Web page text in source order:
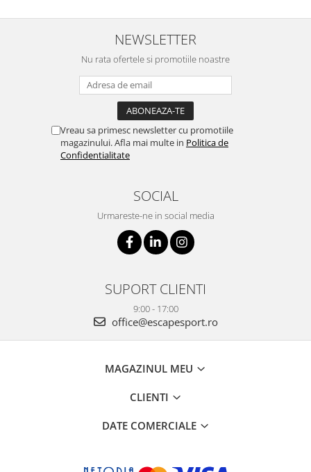
NEWSLETTER
Nu rata ofertele si promotiile noastre
Vreau sa primesc newsletter cu promotiile
magazinului. Afla mai multe in Politica de
Confidentialitate
SOCIAL
Urmareste-ne in social media
SUPORT CLIENTI
9:00 - 17:00
office@escapesport.ro
MAGAZINUL MEU
CLIENTI
DATE COMERCIALE